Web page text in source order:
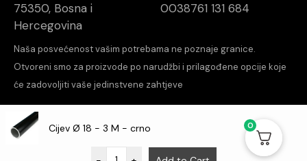
75350, Bosna i
Hercegovina
0038761 131 684
Naša posvećenost vašim potrebama ne poznaje granice.
Otvoreni smo za proizvode po narudžbi i prilagođene opcije koje
će zadovoljiti vaše jedinstvene zahtjeve
increalabs
Aktuelnosti
Cijev Ø 18 - 3 M - crno 0